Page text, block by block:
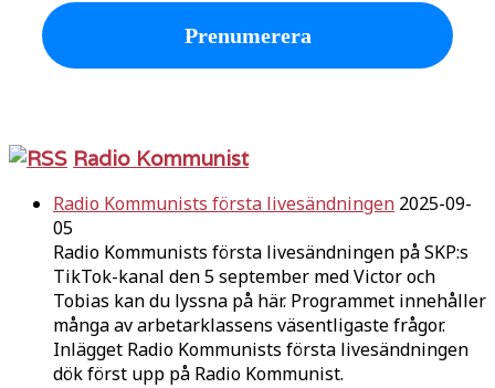
Radio Kommunist
Radio Kommunists första livesändningen 2025-09-
05
Radio Kommunists första livesändningen på SKP:s
TikTok-kanal den 5 september med Victor och
Tobias kan du lyssna på här. Programmet innehåller
många av arbetarklassens väsentligaste frågor.
Inlägget Radio Kommunists första livesändningen
dök först upp på Radio Kommunist.